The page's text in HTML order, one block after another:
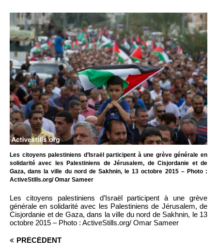
Les citoyens palestiniens d’Israël participent à une grève générale en
solidarité avec les Palestiniens de Jérusalem, de Cisjordanie et de
Gaza, dans la ville du nord de Sakhnin, le 13 octobre 2015 – Photo :
ActiveStills.org/ Omar Sameer
Les citoyens palestiniens d’Israël participent à une grève
générale en solidarité avec les Palestiniens de Jérusalem, de
Cisjordanie et de Gaza, dans la ville du nord de Sakhnin, le 13
octobre 2015 – Photo : ActiveStills.org/ Omar Sameer
PRÉCÉDENT